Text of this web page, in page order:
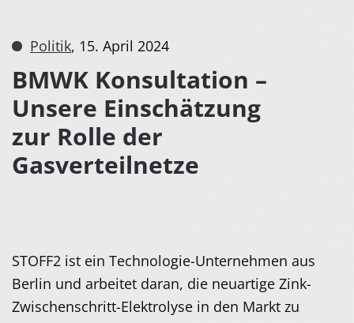
Politik, 15. April 2024
BMWK Konsultation –
Unsere Einschätzung
zur Rolle der
Gasverteilnetze
STOFF2 ist ein Technologie-Unternehmen aus
Berlin und arbeitet daran, die neuartige Zink-
Zwischenschritt-Elektrolyse in den Markt zu